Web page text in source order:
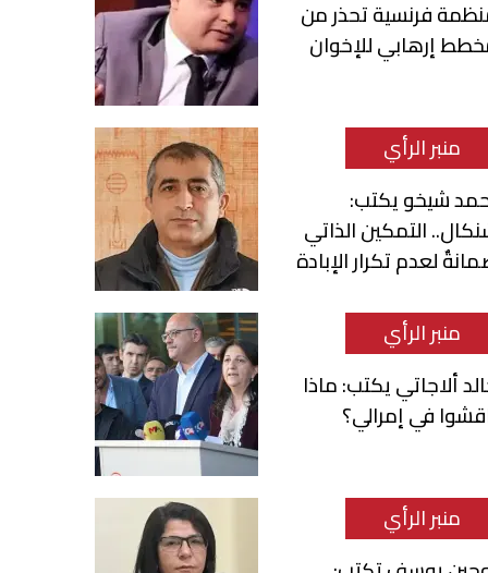
فرنسية تحذر من
إرهابي للإخوان
منبر الرأي
شيخو يكتب:
التمكين الذاتي
لعدم تكرار الإبادة
منبر الرأي
ألاجاتي يكتب: ماذا
في إمرالي؟
منبر الرأي